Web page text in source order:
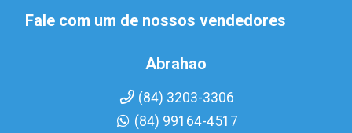
Fale com um de nossos vendedores
Abrahao
(84) 3203-3306
(84) 99164-4517